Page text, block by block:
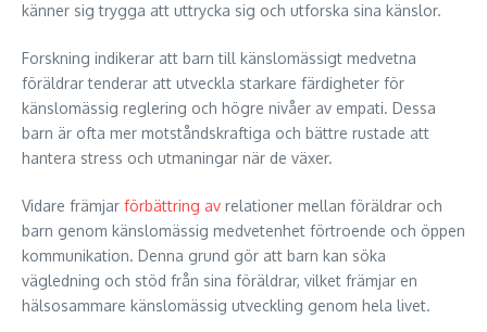
känner sig trygga att uttrycka sig och utforska sina känslor.
Forskning indikerar att barn till känslomässigt medvetna
föräldrar tenderar att utveckla starkare färdigheter för
känslomässig reglering och högre nivåer av empati. Dessa
barn är ofta mer motståndskraftiga och bättre rustade att
hantera stress och utmaningar när de växer.
Vidare främjar förbättring av relationer mellan föräldrar och
barn genom känslomässig medvetenhet förtroende och öppen
kommunikation. Denna grund gör att barn kan söka
vägledning och stöd från sina föräldrar, vilket främjar en
hälsosammare känslomässig utveckling genom hela livet.